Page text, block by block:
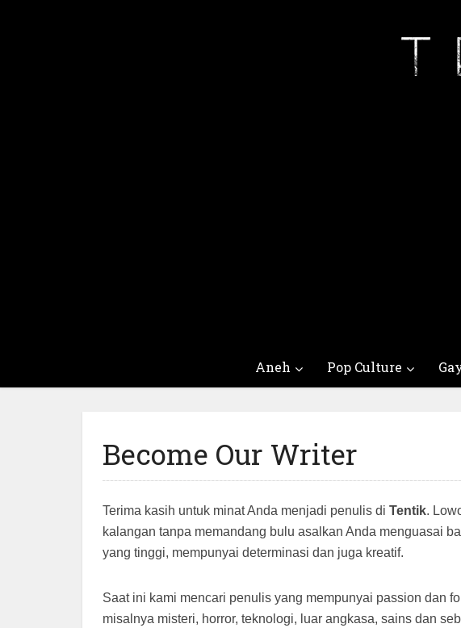
Aneh Pop Culture
Become Our Writer
Terima kasih untuk minat Anda menjadi penulis di Tentik.
kalangan tanpa memandang bulu asalkan Anda menguasai
yang tinggi, mempunyai determinasi dan juga kreatif.
Saat ini kami mencari penulis yang mempunyai passion dan
misalnya misteri, horror, teknologi, luar angkasa, sains dan